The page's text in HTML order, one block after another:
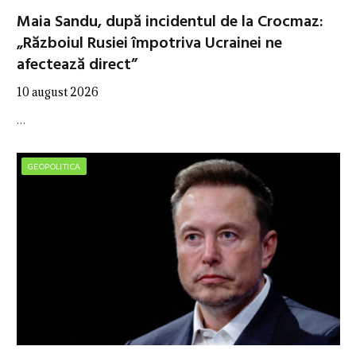
Maia Sandu, după incidentul de la Crocmaz:
„Războiul Rusiei împotriva Ucrainei ne
afectează direct”
10 august 2026
…
GEOPOLITICA